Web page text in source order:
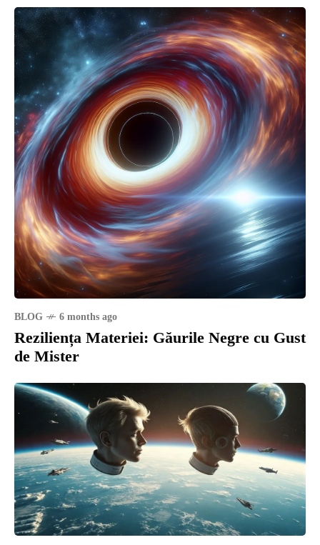
BLOG 6 months ago
Reziliența Materiei: Găurile Negre cu Gust
de Mister